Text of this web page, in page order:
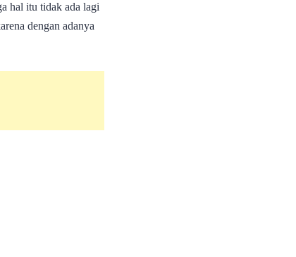
hal itu tidak ada lagi
dengan adanya